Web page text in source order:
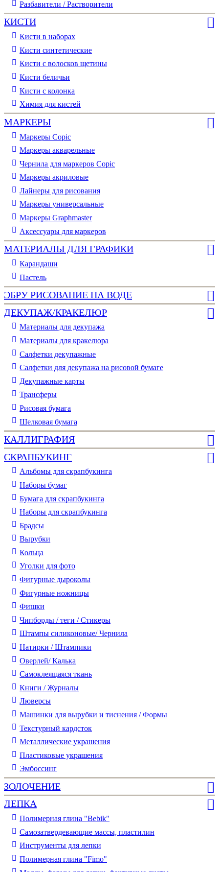
Разбавители / Растворители
КИСТИ
Кисти в наборах
Кисти синтетические
Кисти с волосков щетины
Кисти беличьи
Кисти с колонка
Химия для кистей
МАРКЕРЫ
Маркеры Copic
Маркеры акварельные
Чернила для маркеров Copic
Маркеры акриловые
Лайнеры для рисования
Маркеры универсальные
Маркеры Graphmaster
Аксессуары для маркеров
МАТЕРИАЛЫ ДЛЯ ГРАФИКИ
Карандаши
Пастель
ЭБРУ РИСОВАНИЕ НА ВОДЕ
ДЕКУПАЖ/КРАКЕЛЮР
Материалы для декупажа
Материалы для кракелюра
Cалфетки декупажные
Салфетки для декупажа на рисовой бумаге
Декупажные карты
Трансферы
Рисовая бумага
Шелковая бумага
КАЛЛИГРАФИЯ
СКРАПБУКИНГ
Альбомы для скрапбукинга
Наборы бумаг
Бумага для скрапбукинга
Наборы для скрапбукинга
Брадсы
Вырубки
Кольца
Уголки для фото
Фигурные дыроколы
Фигурные ножницы
Фишки
Чипборды / теги / Стикеры
Штампы силиконовые/ Чернила
Натирки / Штампики
Оверлей/ Калька
Самоклеящаяся ткань
Книги / Журналы
Люверсы
Машинки для вырубки и тиснения / Формы
Текстурный кардсток
Металлические украшения
Пластиковые украшения
Эмбоссинг
ЗОЛОЧЕНИЕ
ЛЕПКА
Полимерная глина "Bebik"
Самозатвердевающие массы, пластилин
Инструменты для лепки
Полимерная глина "Fimo"